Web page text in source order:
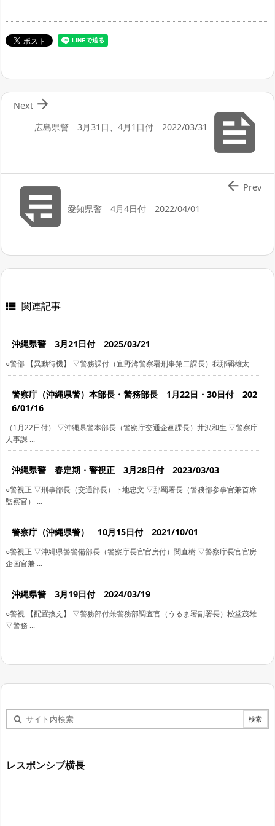

広島県警 3月31日、4月1日付 2022/03/31

Next
愛知県警 4月4日付 2022/04/01
 Prev
 関連記事
沖縄県警 3月21日付 2025/03/21
○警部 【異動待機】 ▽警務課付（宜野湾警察署刑事第二課長）我那覇雄太
警察庁（沖縄県警）本部長・警務部長 1月22日・30日付 202
6/01/16
（1月22日付） ▽沖縄県警本部長（警察庁交通企画課長）井沢和生 ▽警察庁
人事課 ...
沖縄県警 春定期・警視正 3月28日付 2023/03/03
○警視正 ▽刑事部長（交通部長）下地忠文 ▽那覇署長（警務部参事官兼首席
監察官） ...
警察庁（沖縄県警） 10月15日付 2021/10/01
○警視正 ▽沖縄県警警備部長（警察庁長官官房付）関直樹 ▽警察庁長官官房
企画官兼 ...
沖縄県警 3月19日付 2024/03/19
○警視 【配置換え】 ▽警務部付兼警務部調査官（うるま署副署長）松堂茂雄
▽警務 ...
レスポンシブ横長